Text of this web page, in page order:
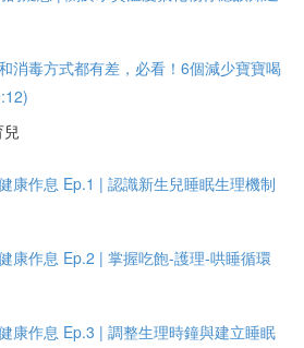
消毒方式都有差，必看！6個減少寶寶喝
康作息 Ep.1 | 認識新生兒睡眠生理機制
康作息 Ep.2 | 掌握吃飽-護理-哄睡循環
康作息 Ep.3 | 調整生理時鐘與建立睡眠